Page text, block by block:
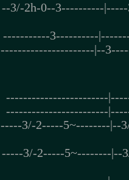
--3/-2h-0--3----------
-----------3----------
----------------------|--
------------------------
------------------------
-----3/-2-----5~--------|--
-----3/-2-----5~--------|--